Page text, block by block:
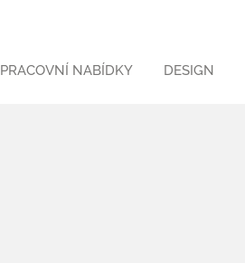
PRACOVNÍ NABÍDKY DESIGN